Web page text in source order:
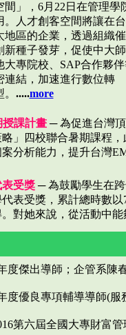
間」，6月22日在管理學
。人才創客空間將讓在
地區的企業，透過組織
新種子發芽，促使中大
大專院校、SAP合作夥
連結，加速進行數位轉
.....more
課計畫─ 為促進台灣
」四校聯合暑期課程
分析能力，提升台灣
受獎─ 為鼓勵學生在跨
表受獎，累計總時數
對她來說，從活動中
度傑出導師；企管系陳
度優良專項輔導導師(服
第六屆全國大專財富